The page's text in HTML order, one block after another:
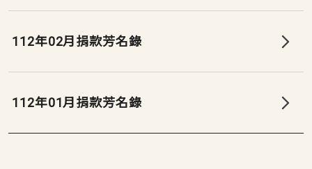
112年02月捐款芳名錄
112年01月捐款芳名錄